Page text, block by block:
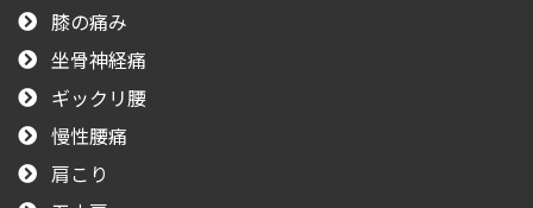
膝の痛み
坐骨神経痛
ギックリ腰
慢性腰痛
肩こり